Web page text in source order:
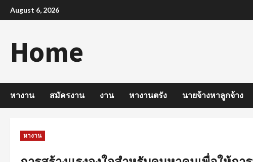
Skip
to
August 6, 2026
Home
หางาน สมัครงาน งาน หางานตรัง นายจ้างหาลูกจ้าง
หางาน